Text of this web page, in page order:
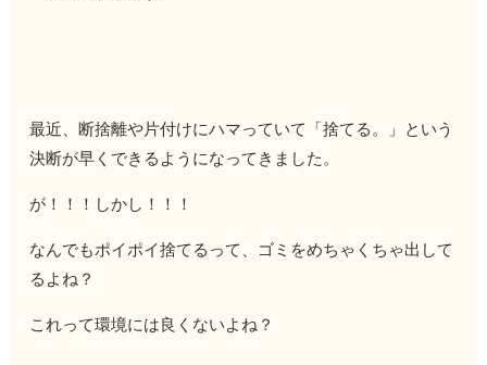
最近、断捨離や片付けにハマっていて「捨てる。」という
決断が早くできるようになってきました。
が！！！しかし！！！
なんでもポイポイ捨てるって、ゴミをめちゃくちゃ出して
るよね？
これって環境には良くないよね？